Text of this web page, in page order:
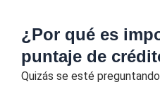
¿Por qué es
puntaje de
Quizás se esté